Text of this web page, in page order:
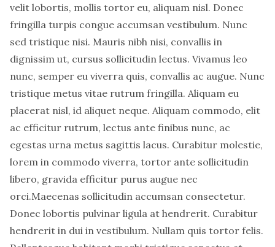
velit lobortis, mollis tortor eu, aliquam nisl. Donec
fringilla turpis congue accumsan vestibulum. Nunc
sed tristique nisi. Mauris nibh nisi, convallis in
dignissim ut, cursus sollicitudin lectus. Vivamus leo
nunc, semper eu viverra quis, convallis ac augue. Nunc
tristique metus vitae rutrum fringilla. Aliquam eu
placerat nisl, id aliquet neque. Aliquam commodo, elit
ac efficitur rutrum, lectus ante finibus nunc, ac
egestas urna metus sagittis lacus. Curabitur molestie,
lorem in commodo viverra, tortor ante sollicitudin
libero, gravida efficitur purus augue nec
orci.Maecenas sollicitudin accumsan consectetur.
Donec lobortis pulvinar ligula at hendrerit. Curabitur
hendrerit in dui in vestibulum. Nullam quis tortor felis.